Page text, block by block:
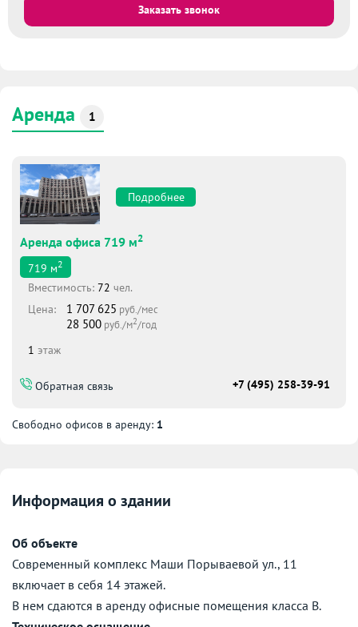
Заказать звонок
Аренда 1
Подробнее
Аренда офиса 719 м2
719 м2
Вместимоcть: 72 чел.
Цена:
1 707 625 руб./мес
28 500 руб./м2/год
1 этаж
Обратная связь +7 (495) 258-39-91
Свободно офисов в аренду: 1
Информация о здании
Об объекте
Современный комплекс Маши Порываевой ул., 11
включает в себя 14 этажей.
В нем сдаются в аренду офисные помещения класса B.